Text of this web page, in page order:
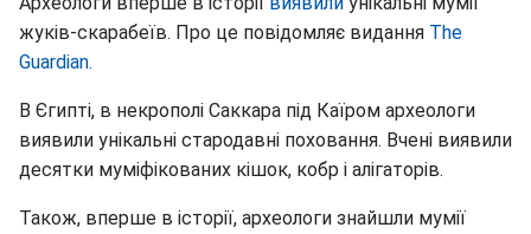
жуків-скарабеїв. Про це повідомляє видання The
Guardian.
В Єгипті, в некрополі Саккара під Каїром археологи
виявили унікальні стародавні поховання. Вчені виявили
десятки муміфікованих кішок, кобр і алігаторів.
Також, вперше в історії, археологи знайшли мумії